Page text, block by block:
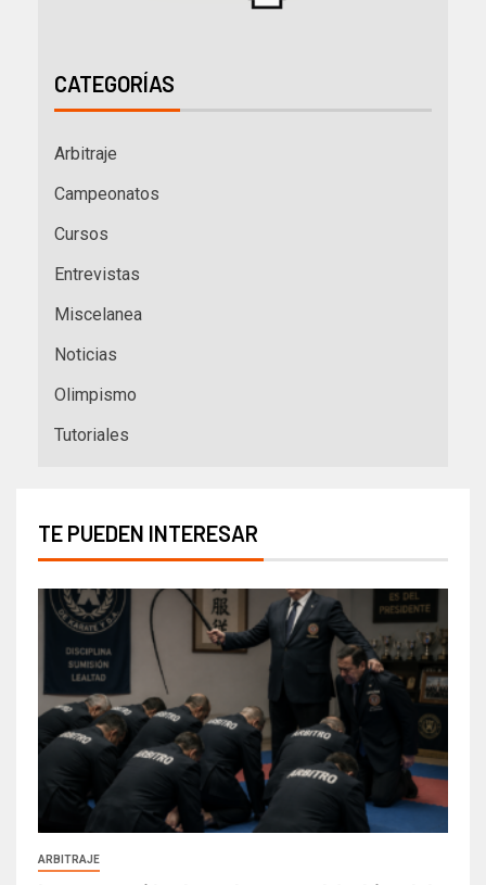
CATEGORÍAS
Arbitraje
Campeonatos
Cursos
Entrevistas
Miscelanea
Noticias
Olimpismo
Tutoriales
TE PUEDEN INTERESAR
ARBITRAJE